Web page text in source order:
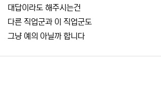
대답이라도 해주시는건
다른 직업군과 이 직업군도
그냥 예의 아닐까 합니다